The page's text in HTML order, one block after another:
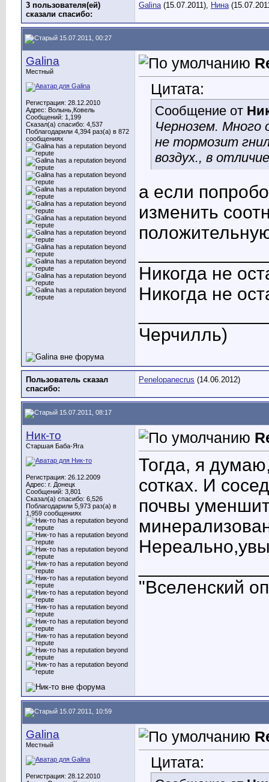
3 пользователя(ей)
сказали cпасибо:
Galina(15.07.2011), Нина
15.07.2011, 00:27
Galina
Местный
Регистрация: 28.12.2010
Адрес: Волынь,Ковель
Сообщений: 1,199
Сказал(а) спасибо: 4,537
Поблагодарили 4,394 раз(а) в 872
сообщениях
Цитата:
Сообщение от
Чернозем. Много
не тормозит
воздух., в
а если
изменить
Никогда не
Никогда не
Черчилль)
Пользователь сказал
cпасибо:
Penelopanecrus (14.06.2012)
15.07.2011, 08:17
Ник-то
Старшая Баба-Яга
Регистрация: 26.12.2009
Адрес: г. Донецк
Сообщений: 3,801
Сказал(а) спасибо: 6,526
Поблагодарили 5,973 раз(а) в
1,959 сообщениях
Тогда, я
сотках. И
почвы
"Вселенский
15.07.2011, 10:59
Galina
Местный
Регистрация: 28.12.2010
Цитата: